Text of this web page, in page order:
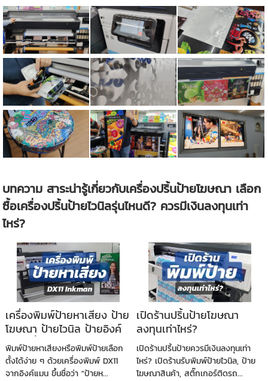
บทความ สาระน่ารู้เกี่ยวกับเครื่องปริ้นป้ายโฆษณา เลือก
ซื้อเครื่องปริ้นป้ายไวนิลรุ่นไหนดี? ควรมีเงินลงทุนเท่า
ไหร่?
เครื่องพิมพ์ป้ายหาเสียง ป้าย
โฆษณา ป้ายไวนิล ป้ายอิงค์
เจ็ท ปริ้นป้ายราคาถูก เลือก
DX11 จาก Inkman
พิมพ์ป้ายหาเสียงหรือพิมพ์ป้ายเลือก
ตั้งได้ง่าย ๆ ด้วยเครื่องพิมพ์ DX11
จากอิงค์แมน ขึ้นชื่อว่า "ป้ายห...
เปิดร้านปริ้นป้ายโฆษณา
ลงทุนเท่าไหร่?
เปิดร้านปริ้นป้ายควรมีเงินลงทุนเท่า
ไหร่? เปิดร้านรับพิมพ์ป้ายไวนิล, ป้าย
โฆษณาสินค้า, สติ๊กเกอร์ติดรถ...